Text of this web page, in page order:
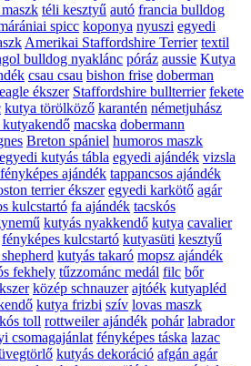
téli kesztyű autó francia bulldog
spicc koponya nyuszi egyedi
Amerikai Staffordshire Terrier textil
bulldog nyaklánc póráz aussie Kutya
csau csau bishon frise doberman
ékszer Staffordshire bullterrier fekete
kutya törölköző karantén németjuhász
kutyakendő macska dobermann
Breton spániel humoros maszk
egyedi kutyás tábla egyedi ajándék vizsla
fényképes ajándék tappancsos ajándék
terrier ékszer egyedi karkötő agár
kulcstartó fa ajándék tacskós
kutyás nyakkendő kutya cavalier
fényképes kulcstartó kutyasüti kesztyű
kutyás takaró mopsz ajándék
fekhely tűzzománc medál filc bőr
közép schnauzer ajtóék kutyapléd
kutya frizbi szív lovas maszk
toll rottweiler ajándék pohár labrador
csomagajánlat fényképes táska lazac
kutyás dekoráció afgán agár